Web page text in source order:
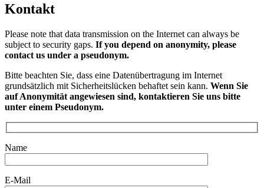
Kontakt
Please note that data transmission on the Internet can always be
subject to security gaps. If you depend on anonymity, please
contact us under a pseudonym.
Bitte beachten Sie, dass eine Datenübertragung im Internet
grundsätzlich mit Sicherheitslücken behaftet sein kann. Wenn Sie
auf Anonymität angewiesen sind, kontaktieren Sie uns bitte
unter einem Pseudonym.
Name
E-Mail